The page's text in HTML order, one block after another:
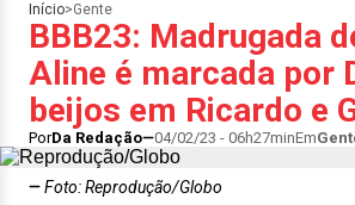
Início>Gente
BBB23: Madrugada
Aline é marcada por
beijos em Ricardo e
PorDa Redação 04/02/23 - 06h27minEm
Foto: Reprodução/Globo